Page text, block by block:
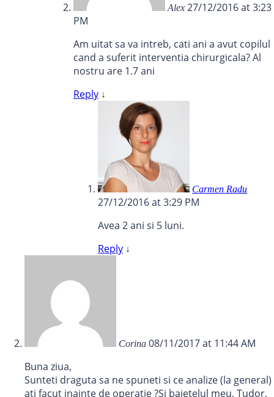
Alex 27/12/2016 at 3:23
PM
Am uitat sa va intreb, cati ani a avut copilul
cand a suferit interventia chirurgicala? Al
nostru are 1.7 ani
Reply ↓
Carmen Radu
27/12/2016 at 3:29 PM
Avea 2 ani si 5 luni.
Reply ↓
Corina 08/11/2017 at 11:44 AM
Buna ziua,
Sunteti draguta sa ne spuneti si ce analize (la general)
ati facut inainte de operatie ?Si baietelul meu, Tudor,